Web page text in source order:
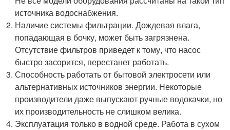
источника водоснабжения.
Наличие системы фильтрации. Дождевая влага,
попадающая в бочку, может быть загрязнена.
Отсутствие фильтров приведет к тому, что насос
быстро засорится, перестанет работать.
Способность работать от бытовой электросети или
альтернативных источников энергии. Некоторые
производители даже выпускают ручные водокачки, но
их производительность не слишком велика.
Эксплуатация только в водной среде. Работа в сухом